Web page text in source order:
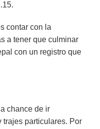
contar con la
a tener que culminar
con un registro que
chance de ir
trajes particulares. Por